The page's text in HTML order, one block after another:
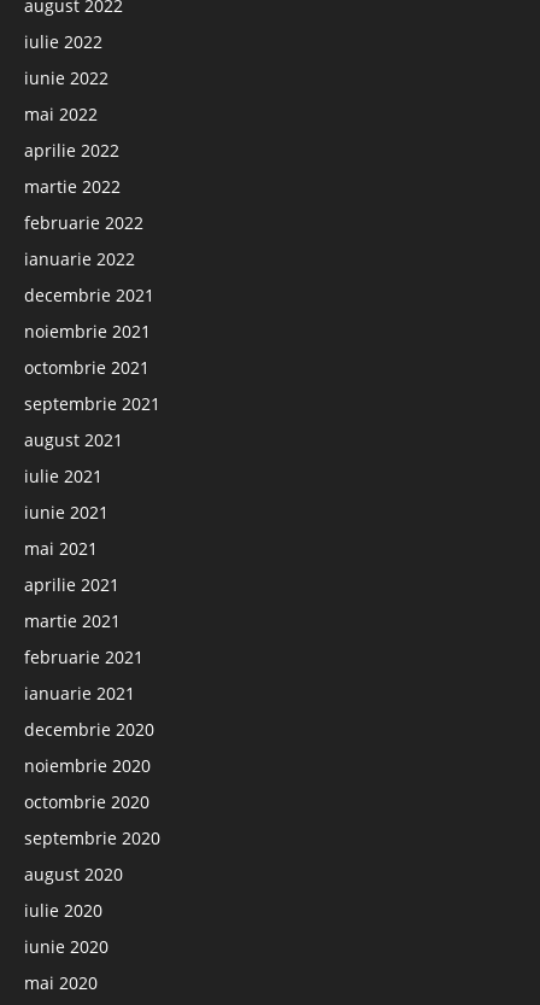
august 2022
iulie 2022
iunie 2022
mai 2022
aprilie 2022
martie 2022
februarie 2022
ianuarie 2022
decembrie 2021
noiembrie 2021
octombrie 2021
septembrie 2021
august 2021
iulie 2021
iunie 2021
mai 2021
aprilie 2021
martie 2021
februarie 2021
ianuarie 2021
decembrie 2020
noiembrie 2020
octombrie 2020
septembrie 2020
august 2020
iulie 2020
iunie 2020
mai 2020